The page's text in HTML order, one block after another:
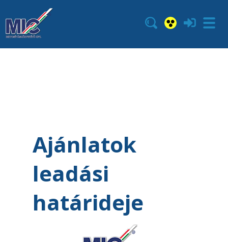
Ajánlatok
leadási
határideje